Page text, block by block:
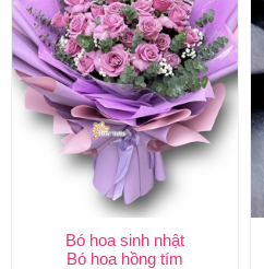
Bó hoa sinh nhật
Bó hoa hồng tím